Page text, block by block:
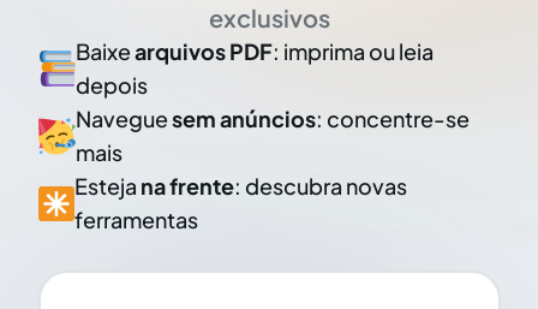
exclusivos
Baixearquivos PDF: imprima ou leia
depois
Naveguesem anúncios: concentre-se
mais
Esteja na frente: descubra novas
ferramentas